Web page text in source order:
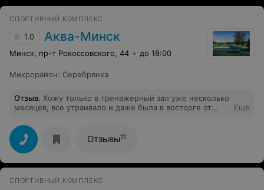
СПОРТИВНЫЙ КОМПЛЕКС
1.0 Аква-Минск
Минск, пр-т Рокоссовского, 44 до 18:00
Микрорайон: Серебрянка
Отзыв. Хожу только в тренажерный зал уже несколько
месяцев, все утраивало и даже была в восторге от
меня очень порадовало) Занимаюсь сама, но
дежурные тренера всегда готовы помочь если что-то
нужно!единственный минус не понравилось что
занятия в абонементе с "нормальной" ценой только до
4 ,а одноразовое занятие очень дорогое. приходится
исправить ))
Еще
Отзывы11
СПОРТИВНЫЙ КОМПЛЕКС